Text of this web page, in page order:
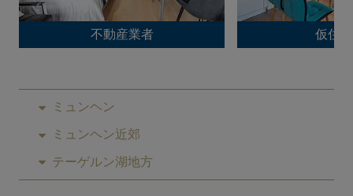
不動産業者 仮住
ミュンヘン
ミュンヘン近郊
テーゲルン湖地方